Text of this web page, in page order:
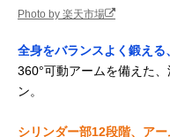
Photo by 楽天市場
全身をバランスよく鍛え
360°可動アームを備えた
ン。
シリンダー部12段階、ア